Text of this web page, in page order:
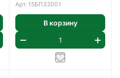
Арт. 15БП32001
В корзину